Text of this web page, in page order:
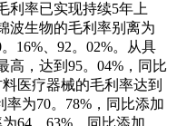
利率已实现持续5年上
波生物的毛利率别离为
16%、92。02%。从具
高，达到95。04%，同比
医疗器械的毛利率达到
为70。78%，同比添加